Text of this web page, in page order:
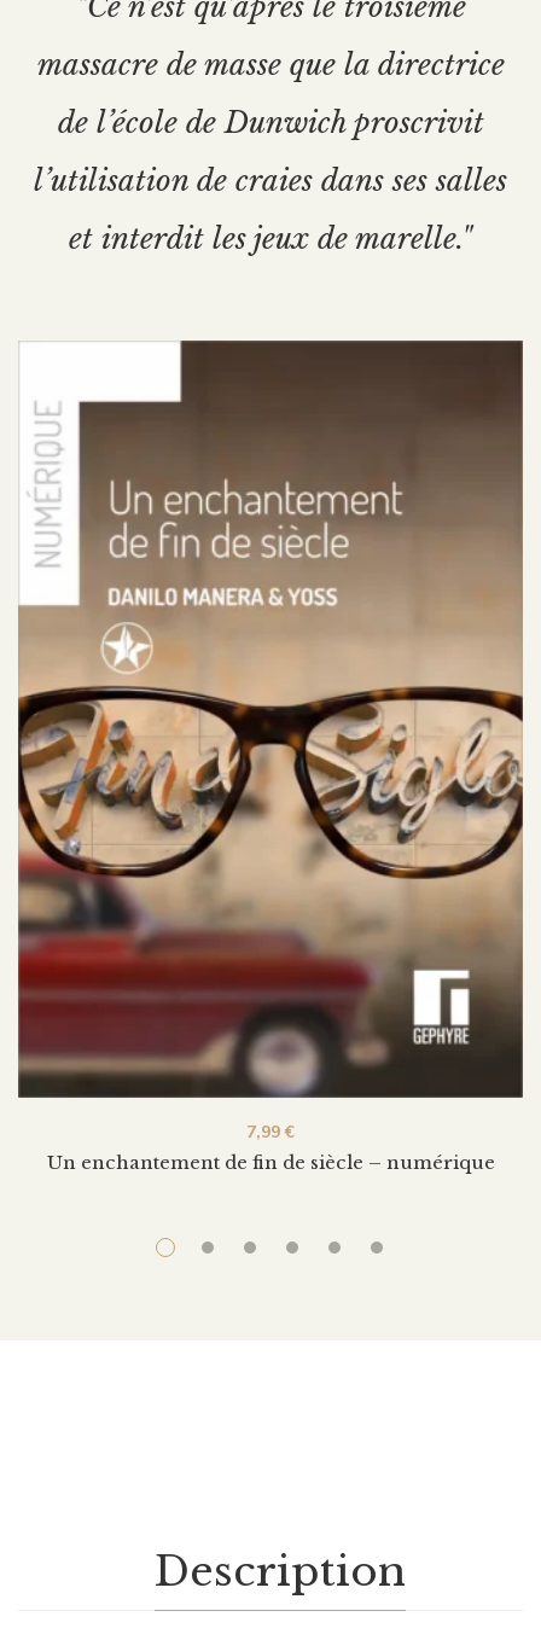
massacre de masse que la directrice
de l’école de Dunwich proscrivit
l’utilisation de craies dans ses salles
et interdit les jeux de marelle."
Un enchantement de fin de siècle – numérique
7,99€
Description